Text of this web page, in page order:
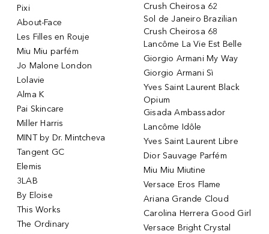
Pixi
About-Face
Les Filles en Rouje
Miu Miu parfém
Jo Malone London
Lolavie
Alma K
Pai Skincare
Miller Harris
MINT by Dr. Mintcheva
Tangent GC
Elemis
3LAB
By Eloise
This Works
The Ordinary
Crush Cheirosa 62
Sol de Janeiro Brazilian
Crush Cheirosa 68
Lancôme La Vie Est Belle
Giorgio Armani My Way
Giorgio Armani Sì
Yves Saint Laurent Black
Opium
Gisada Ambassador
Lancôme Idôle
Yves Saint Laurent Libre
Dior Sauvage Parfém
Miu Miu Miutine
Versace Eros Flame
Ariana Grande Cloud
Carolina Herrera Good Girl
Versace Bright Crystal